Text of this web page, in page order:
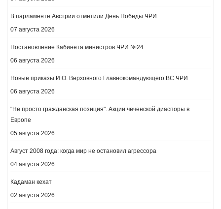
В парламенте Австрии отметили День Победы ЧРИ
07 августа 2026
Постановление Кабинета министров ЧРИ №24
06 августа 2026
Новые приказы И.О. Верховного Главнокомандующего ВС ЧРИ
06 августа 2026
"Не просто гражданская позиция". Акции чеченской диаспоры в
Европе
05 августа 2026
Август 2008 года: когда мир не остановил агрессора
04 августа 2026
Кадаман кехат
02 августа 2026